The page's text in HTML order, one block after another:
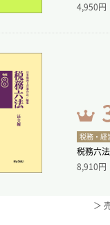
4,950円
税務・経
税務六
8,910円
＞